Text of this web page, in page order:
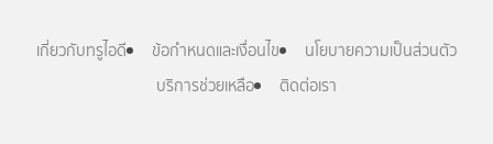
เกี่ยวกับทรูไอดี ข้อกำหนดและเงื่อนไข
นโยบายความเป็นส่วนตัว
บริการช่วยเหลือ
ติดต่อเรา